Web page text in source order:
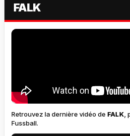
FALK
Retrouvez la dernière vidéo de FALK
Fussball.